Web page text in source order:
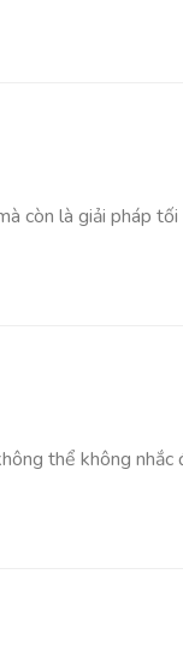
còn là giải pháp
thể không